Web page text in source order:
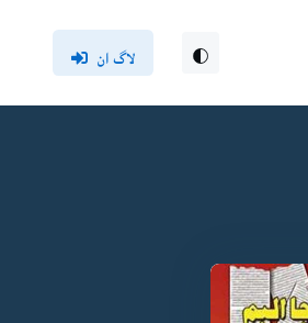
لاگ ان